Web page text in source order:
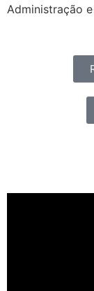
Administração